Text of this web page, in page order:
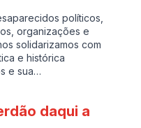
políticos,
organizações e
solidarizamos com
e histórica
e sua…
daqui a